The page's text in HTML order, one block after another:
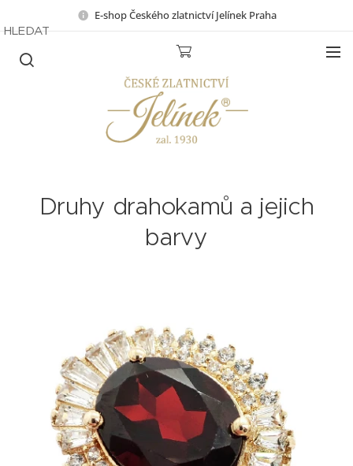
E-shop Českého zlatnictví Jelínek Praha
HLEDAT
Druhy drahokamů a jejich
barvy